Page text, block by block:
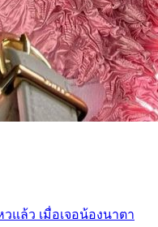
แล้ว เมื่อเจอน้องนาตา